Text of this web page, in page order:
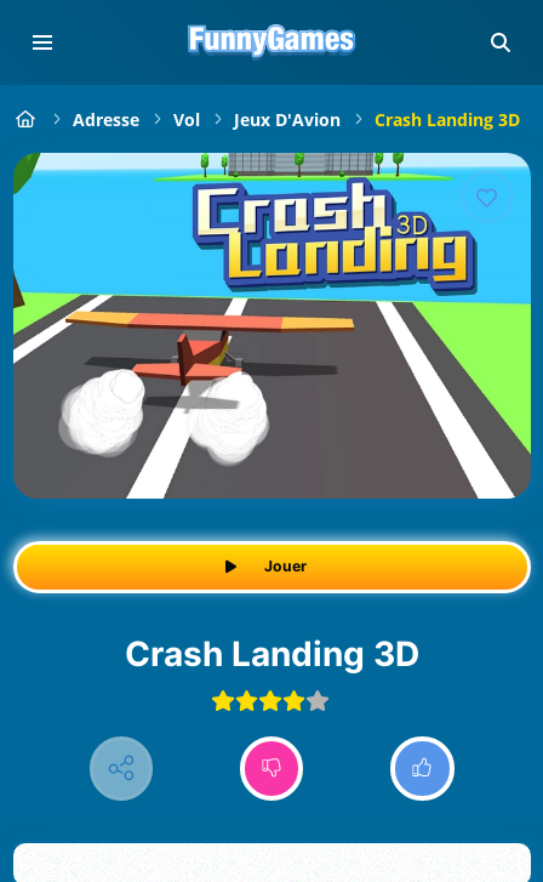
Adresse Vol Jeux D'Avion Crash Landing 3D
Jouer
Crash Landing 3D